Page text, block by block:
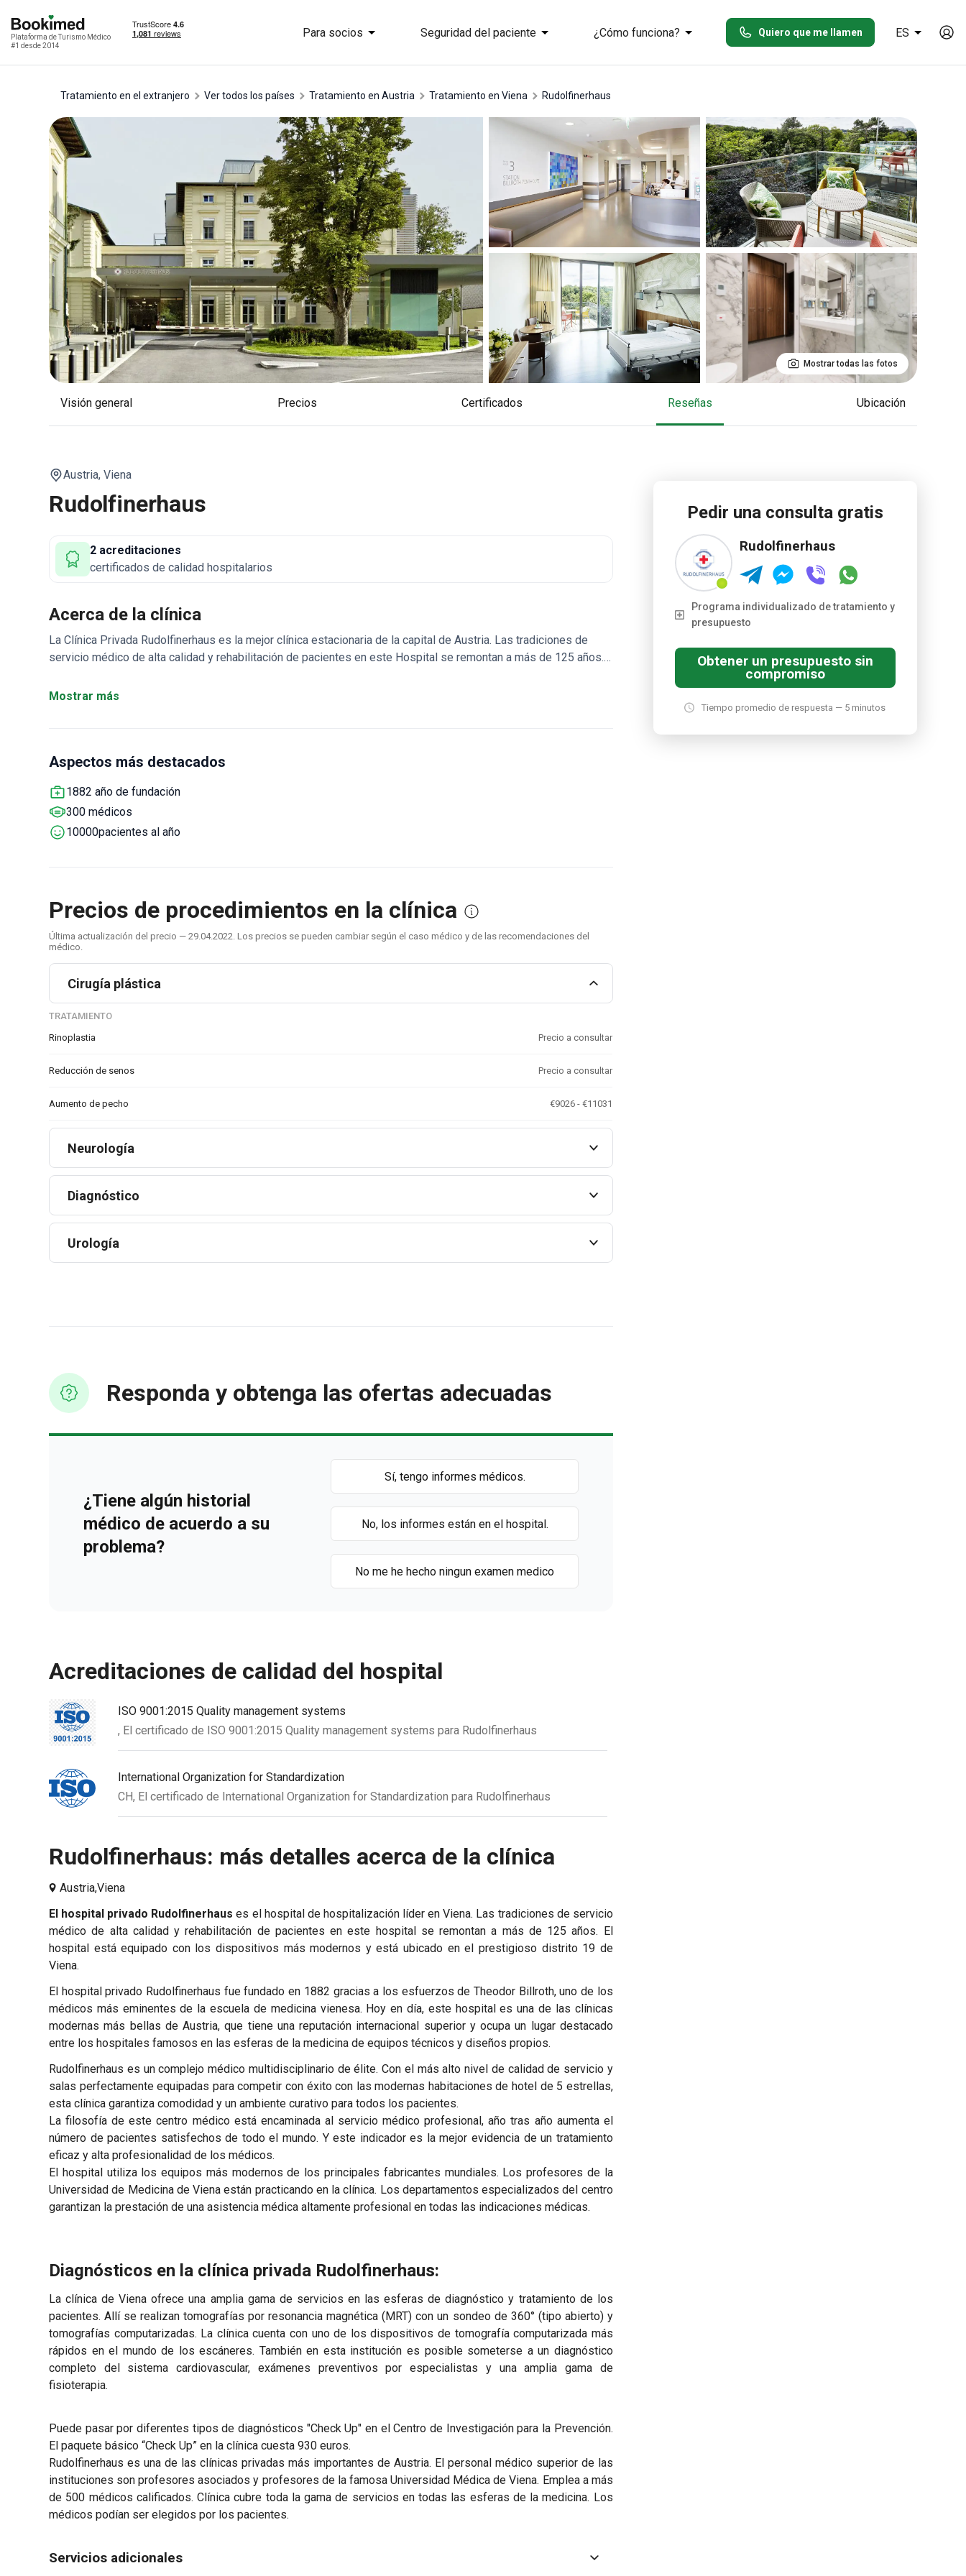
Plataforma de Turismo Médico
#1 desde 2014
Para socios Seguridad del paciente ¿Cómo funciona? Quiero que me llamen ES
Tratamiento en el extranjero Ver todos los países tratamiento en Austria tratamiento en Viena Rudolfinerhaus
Mostrar todas las fotos
Visión general Precios Certificados reseñas Ubicación
Austria, Viena
Rudolfinerhaus
2 acreditaciones
certificados de calidad hospitalarios
Acerca de la clínica
La Clínica Privada Rudolfinerhaus es la mejor clínica estacionaria de la capital de Austria. Las tradiciones de
servicio médico de alta calidad y rehabilitación de pacientes en este Hospital se remontan a más de 125 años.
objetivos principales de Rudolfinerhaus: alta competencia, seguridad total y valores de humanidad.
Mostrar más
Aspectos más destacados
1882 año de fundación
300 médicos
10000pacientes al año
Precios de procedimientos en la clínica
Última actualización del precio — 29.04.2022. Los precios se pueden cambiar según el caso médico y de las recomendaciones del
médico.
Cirugía plástica
TRATAMIENTO
Rinoplastia
Precio a consultar
Reducción de senos Precio a consultar
Aumento de pecho €9026 - €11031
Neurología
Diagnóstico
Urología
Responda y obtenga las ofertas adecuadas
¿Tiene algún historial
médico de acuerdo a su
problema?
Sí, tengo informes médicos.
No, los informes están en el hospital.
No me he hecho ningun examen medico
acreditaciones de calidad del hospital
ISO 9001:2015 Quality management systems
, El certificado de ISO 9001:2015 Quality management systems para Rudolfinerhaus
International Organization for Standardization
CH, El certificado de International Organization for Standardization para Rudolfinerhaus
Rudolfinerhaus: más detalles acerca de la clínica
Austria,Viena
El hospital privado Rudolfinerhaus es el hospital de hospitalización líder en Viena. Las tradiciones de servicio
médico de alta calidad y rehabilitación de pacientes en este hospital se remontan a más de 125 años. El
hospital está equipado con los dispositivos más modernos y está ubicado en el prestigioso distrito 19 de
Viena.
El hospital privado Rudolfinerhaus fue fundado en 1882 gracias a los esfuerzos de Theodor Billroth, uno de los
médicos más eminentes de la escuela de medicina vienesa. Hoy en día, este hospital es una de las clínicas
modernas más bellas de Austria, que tiene una reputación internacional superior y ocupa un lugar destacado
entre los hospitales famosos en las esferas de la medicina de equipos técnicos y diseños propios.
Rudolfinerhaus es un complejo médico multidisciplinario de élite. Con el más alto nivel de calidad de servicio y
salas perfectamente equipadas para competir con éxito con las modernas habitaciones de hotel de 5 estrellas,
esta clínica garantiza comodidad y un ambiente curativo para todos los pacientes.
La filosofía de este centro médico está encaminada al servicio médico profesional, año tras año aumenta el
número de pacientes satisfechos de todo el mundo. Y este indicador es la mejor evidencia de un tratamiento
eficaz y alta profesionalidad de los médicos.
El hospital utiliza los equipos más modernos de los principales fabricantes mundiales. Los profesores de la
Universidad de Medicina de Viena están practicando en la clínica. Los departamentos especializados del centro
garantizan la prestación de una asistencia médica altamente profesional en todas las indicaciones médicas.
Diagnósticos en la clínica privada Rudolfinerhaus:
La clínica de Viena ofrece una amplia gama de servicios en las esferas de diagnóstico y tratamiento de los
pacientes. Allí se realizan tomografías por resonancia magnética (MRT) con un sondeo de 360° (tipo abierto) y
tomografías computarizadas. La clínica cuenta con uno de los dispositivos de tomografía computarizada más
rápidos en el mundo de los escáneres. También en esta institución es posible someterse a un diagnóstico
completo del sistema cardiovascular, exámenes preventivos por especialistas y una amplia gama de
fisioterapia.
Puede pasar por diferentes tipos de diagnósticos "Check Up" en el Centro de Investigación para la Prevención.
El paquete básico “Check Up” en la clínica cuesta 930 euros.
Rudolfinerhaus es una de las clínicas privadas más importantes de Austria. El personal médico superior de las
instituciones son profesores asociados y profesores de la famosa Universidad Médica de Viena. Emplea a más
de 500 médicos calificados. Clínica cubre toda la gama de servicios en todas las esferas de la medicina. Los
médicos podían ser elegidos por los pacientes.
Servicios adicionales
Pedir una consulta gratis
Rudolfinerhaus
Programa individualizado de tratamiento y
presupuesto
Obtener un presupuesto sin
compromiso
Tiempo promedio de respuesta — 5 minutos